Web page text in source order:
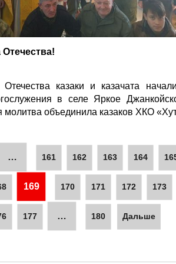
казаки и казачата
в селе Яркое
молитва объединила казаков ХКО
… 161 162 163 164
169 170 171 172 173
177 … 180 Дальше